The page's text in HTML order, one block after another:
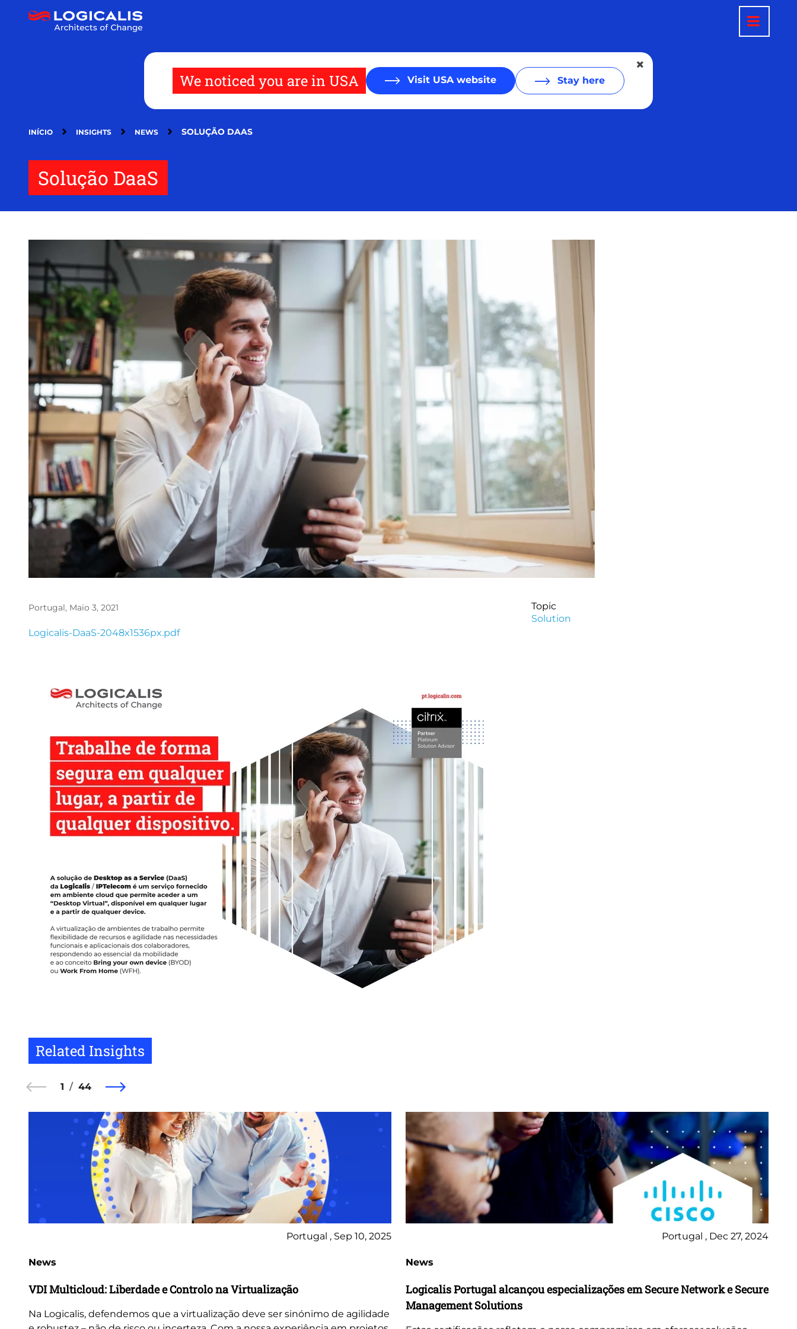
We noticed you are in USA Visit USA website Stay here
INÍCIO INSIGHTS NEWS SOLUÇÃO DAAS
Solução DaaS
Portugal, Maio 3, 2021
File
Logicalis-DaaS-2048x1536px.pdf
Topic
Solution
Related Insights
1 44
Portugal , Sep 10, 2025
News
VDI Multicloud: Liberdade e Controlo na Virtualização
Na Logicalis, defendemos que a virtualização deve ser sinónimo de agilidade
Portugal , Dec 27, 2024
News
Logicalis Portugal alcançou especializações em Secure Network e Secure
Management Solutions